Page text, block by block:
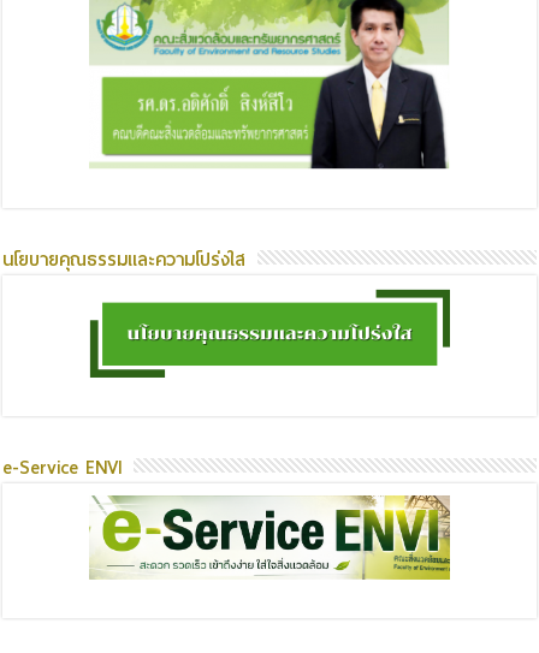
นโยบายคุณธรรมและความโปร่งใส
e-Service ENVI